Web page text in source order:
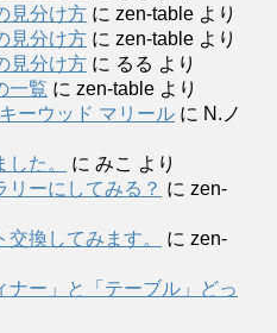
見分け方 に zen-table より
見分け方 に zen-table より
見分け方 に るる より
一覧 に zen-table より
ーウッド マリール に N.ノ
た。
に みこ より
ーにしてみる？ に zen-
換してみます。
に zen-
ナー」と「テーブル」どっ